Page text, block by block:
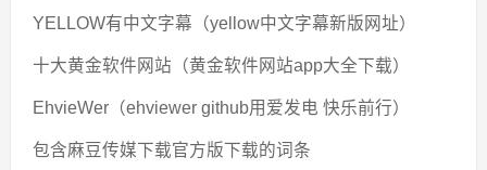
YELLOW有中文字幕（yellow中文字幕新版网址）
十大黄金软件网站（黄金软件网站app大全下载）
EhvieWer（ehviewer github用爱发电 快乐前行）
包含麻豆传媒下载官方版下载的词条